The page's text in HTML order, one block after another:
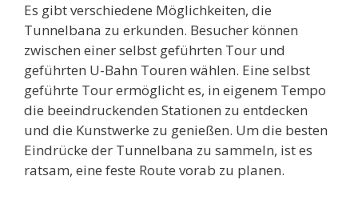
Es gibt verschiedene Möglichkeiten, die
Tunnelbana zu erkunden. Besucher können
zwischen einer selbst geführten Tour und
geführten U-Bahn Touren wählen. Eine selbst
geführte Tour ermöglicht es, in eigenem Tempo
die beeindruckenden Stationen zu entdecken
und die Kunstwerke zu genießen. Um die besten
Eindrücke der Tunnelbana zu sammeln, ist es
ratsam, eine feste Route vorab zu planen.